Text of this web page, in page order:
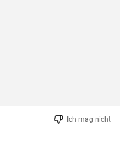
Ich mag nicht